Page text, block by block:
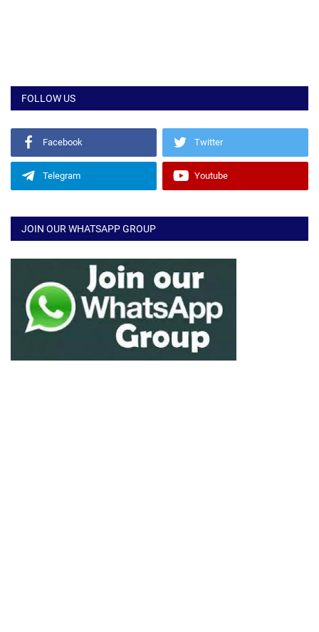
FOLLOW US
Facebook Twitter
Telegram Youtube
JOIN OUR WHATSAPP GROUP